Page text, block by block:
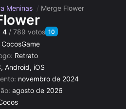
Meninas / Merge Flower
4 / 789 votos 10
CocosGame
Retrato
Android, iOS
novembro de 2024
agosto de 2026